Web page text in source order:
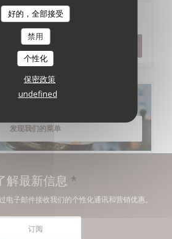
好的，全部接受
禁用
个性化
保密政策
undefined
预订
预订餐位
菜单
发现我们的菜单
解最新信息 *
电子邮件接收我们的个性化通讯和营销优惠。
订阅